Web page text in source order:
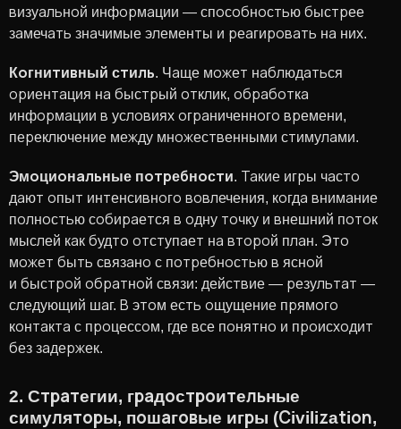
визуальной информации — способностью быстрее
замечать значимые элементы и реагировать на них.
Когнитивный стиль. Чаще может наблюдаться
ориентация на быстрый отклик, обработка
информации в условиях ограниченного времени,
переключение между множественными стимулами.
Эмоциональные потребности. Такие игры часто
дают опыт интенсивного вовлечения, когда внимание
полностью собирается в одну точку и внешний поток
мыслей как будто отступает на второй план. Это
может быть связано с потребностью в ясной
и быстрой обратной связи: действие — результат —
следующий шаг. В этом есть ощущение прямого
контакта с процессом, где все понятно и происходит
без задержек.
2. Стратегии, градостроительные
симуляторы, пошаговые игры (Civilization,